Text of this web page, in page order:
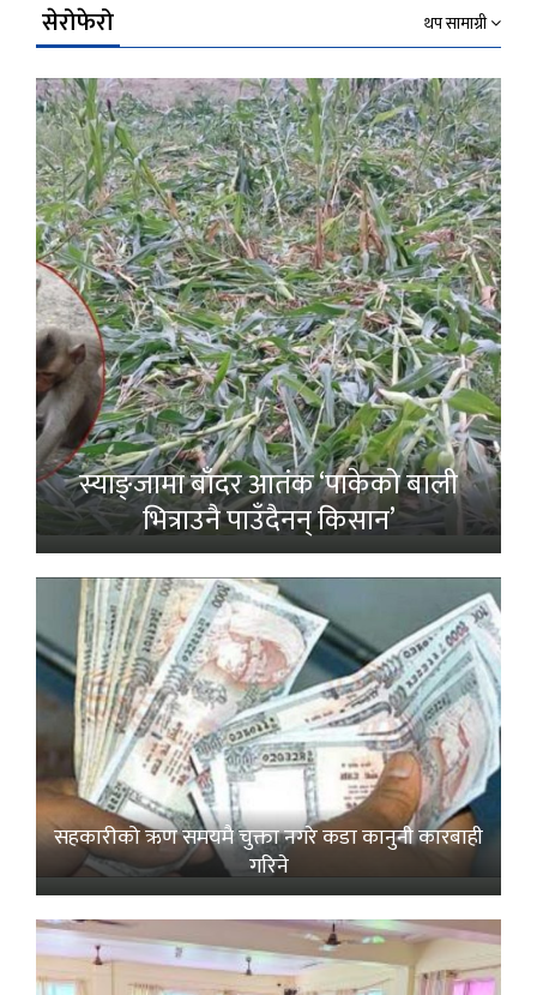
सेरोफेरो थप सामाग्री
स्याङ्जामा बाँदर आतंक ‘पाकेको बाली
भित्राउनै पाउँदैनन् किसान’
सहकारीको ऋण समयमै चुक्ता नगरे कडा कानुनी कारबाही
गरिने